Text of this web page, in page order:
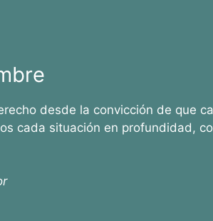
desde la convicción de que
cada situación en profundidad,